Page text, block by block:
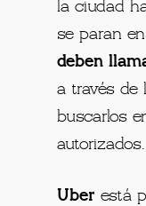
la ciudad
se paran
deben
a través de
buscarlos
autorizados.
Uber está